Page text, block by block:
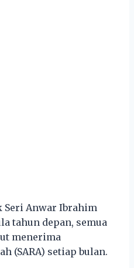
Seri Anwar Ibrahim
tahun depan, semua
menerima
(SARA) setiap bulan.